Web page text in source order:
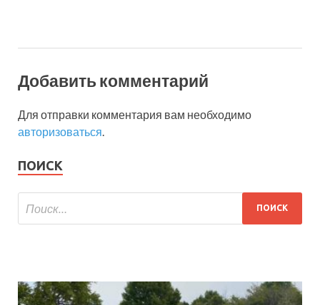
Добавить комментарий
Для отправки комментария вам необходимо
авторизоваться
ПОИСК